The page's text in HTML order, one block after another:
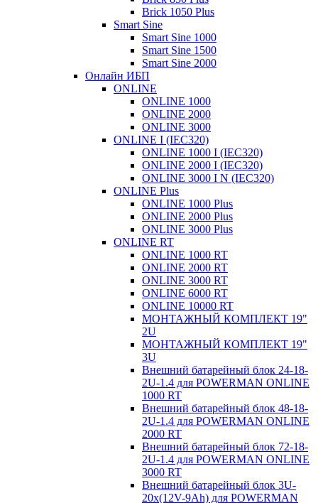
Brick 1050 Plus
Smart Sine
Smart Sine 1000
Smart Sine 1500
Smart Sine 2000
Онлайн ИБП
ONLINE
ONLINE 1000
ONLINE 2000
ONLINE 3000
ONLINE I (IEC320)
ONLINE 1000 I (IEC320)
ONLINE 2000 I (IEC320)
ONLINE 3000 I N (IEC320)
ONLINE Plus
ONLINE 1000 Plus
ONLINE 2000 Plus
ONLINE 3000 Plus
ONLINE RT
ONLINE 1000 RT
ONLINE 2000 RT
ONLINE 3000 RT
ONLINE 6000 RT
ONLINE 10000 RT
МОНТАЖНЫЙ КОМПЛЕКТ 19"
2U
МОНТАЖНЫЙ КОМПЛЕКТ 19"
3U
Внешний батарейный блок 24-18-
2U-1.4 для POWERMAN ONLINE
1000 RT
Внешний батарейный блок 48-18-
2U-1.4 для POWERMAN ONLINE
2000 RT
Внешний батарейный блок 72-18-
2U-1.4 для POWERMAN ONLINE
3000 RT
Внешний батарейный блок 3U-
20x(12V-9Ah) для POWERMAN